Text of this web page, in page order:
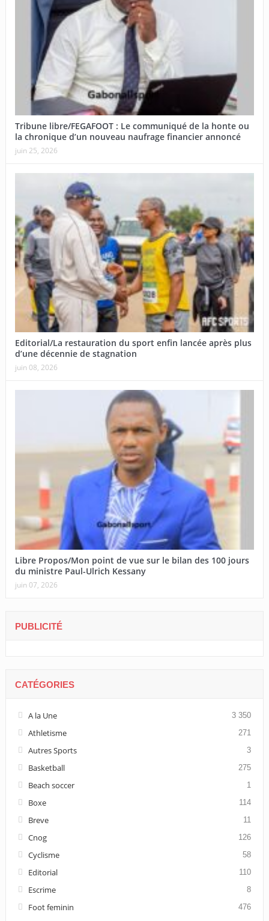
Tribune libre/FEGAFOOT : Le communiqué de la honte ou
la chronique d’un nouveau naufrage financier annoncé
juin 25, 2026
Editorial/La restauration du sport enfin lancée après plus
d’une décennie de stagnation
juin 08, 2026
Libre Propos/Mon point de vue sur le bilan des 100 jours
du ministre Paul-Ulrich Kessany
juin 07, 2026
PUBLICITÉ
CATÉGORIES
A la Une 3 350
Athletisme 271
Autres Sports 3
Basketball 275
Beach soccer 1
Boxe 114
Breve 11
Cnog 126
Cyclisme 58
Editorial 110
Escrime 8
Foot feminin 476